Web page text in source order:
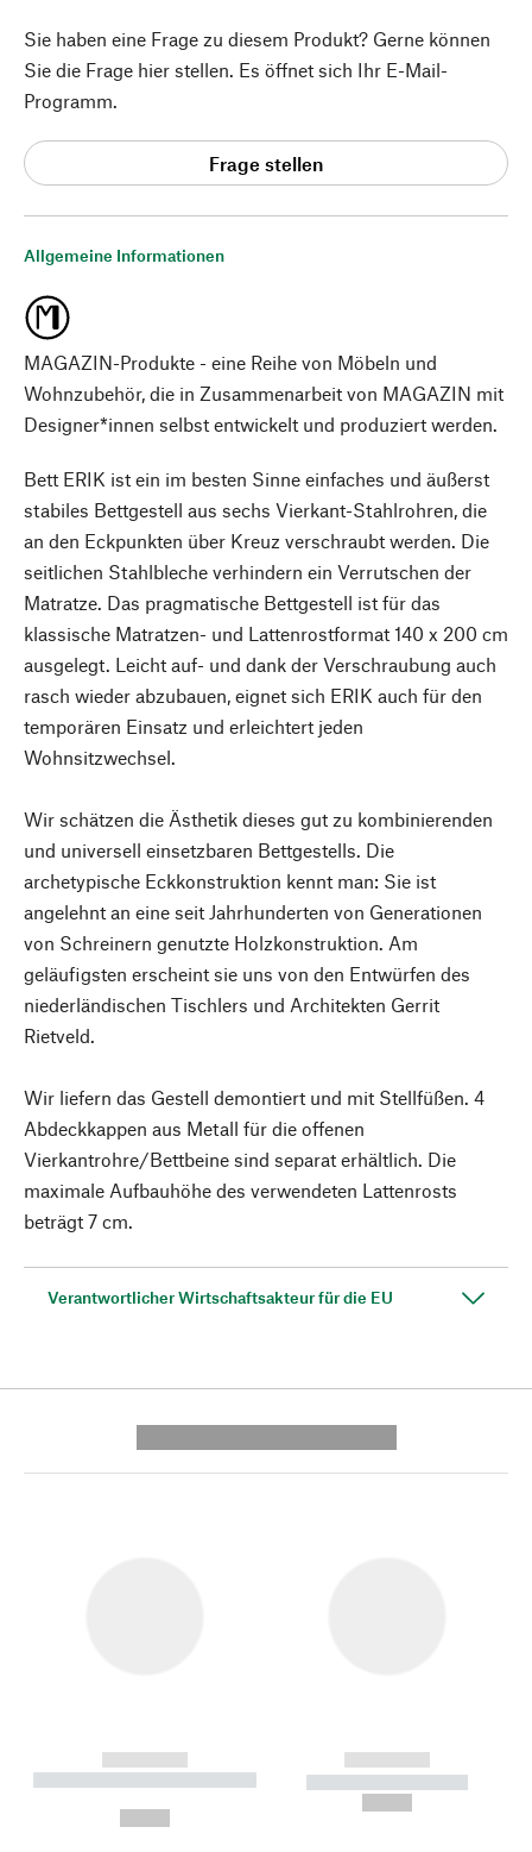
Allgemeine Informationen
MAGAZIN-Produkte - eine Reihe von Möbeln und
Wohnzubehör, die in Zusammenarbeit von MAGAZIN mit
Designer*innen selbst entwickelt und produziert werden.
Bett ERIK ist ein im besten Sinne einfaches und äußerst
stabiles Bettgestell aus sechs Vierkant-Stahlrohren, die
an den Eckpunkten über Kreuz verschraubt werden. Die
seitlichen Stahlbleche verhindern ein Verrutschen der
Matratze. Das pragmatische Bettgestell ist für das
klassische Matratzen- und Lattenrostformat 140 x 200 cm
ausgelegt. Leicht auf- und dank der Verschraubung auch
rasch wieder abzubauen, eignet sich ERIK auch für den
temporären Einsatz und erleichtert jeden
Wohnsitzwechsel.
Wir schätzen die Ästhetik dieses gut zu kombinierenden
und universell einsetzbaren Bettgestells. Die
archetypische Eckkonstruktion kennt man: Sie ist
angelehnt an eine seit Jahrhunderten von Generationen
von Schreinern genutzte Holzkonstruktion. Am
geläufigsten erscheint sie uns von den Entwürfen des
niederländischen Tischlers und Architekten Gerrit
Rietveld.
Wir liefern das Gestell demontiert und mit Stellfüßen. 4
Abdeckkappen aus Metall für die offenen
Vierkantrohre/Bettbeine sind separat erhältlich. Die
maximale Aufbauhöhe des verwendeten Lattenrosts
beträgt 7 cm.
Verantwortlicher Wirtschaftsakteur für die EU
Sie haben eine Frage zu diesem Produkt? Gerne können
Sie die Frage hier stellen. Es öffnet sich Ihr E-Mail-
Programm.
Frage stellen
------------
----------- ----------- --------
------------
----------- -----------